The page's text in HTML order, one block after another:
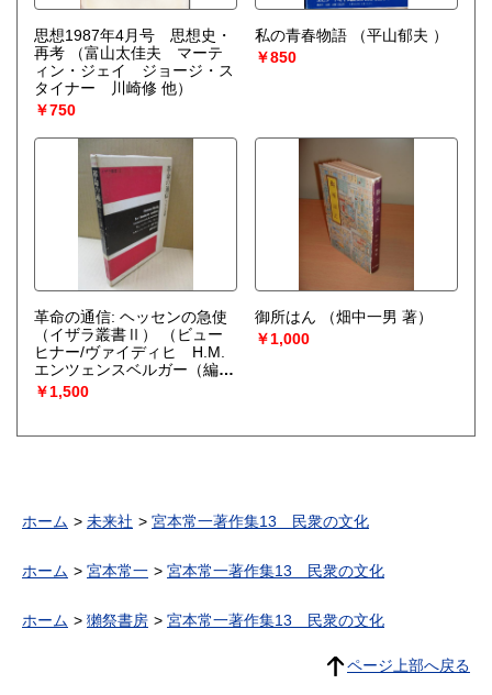
思想1987年4月号 思想史・
再考
（富山太佳夫 マーテ
ィン・ジェイ ジョージ・ス
タイナー 川崎修 他）
￥750
私の青春物語
（平山郁夫 ）
￥850
革命の通信: ヘッセンの急使
（イザラ叢書Ⅱ）
（ビュー
ヒナー/ヴァイディヒ H.M.
エンツェンスベルガー（編
集・解説） 森光昭（訳））
￥1,500
御所はん
（畑中一男 著）
￥1,000
ホーム 未来社 宮本常一著作集13 民衆の文化
ホーム 宮本常一 宮本常一著作集13 民衆の文化
ホーム 獺祭書房 宮本常一著作集13 民衆の文化
ページ上部へ戻る